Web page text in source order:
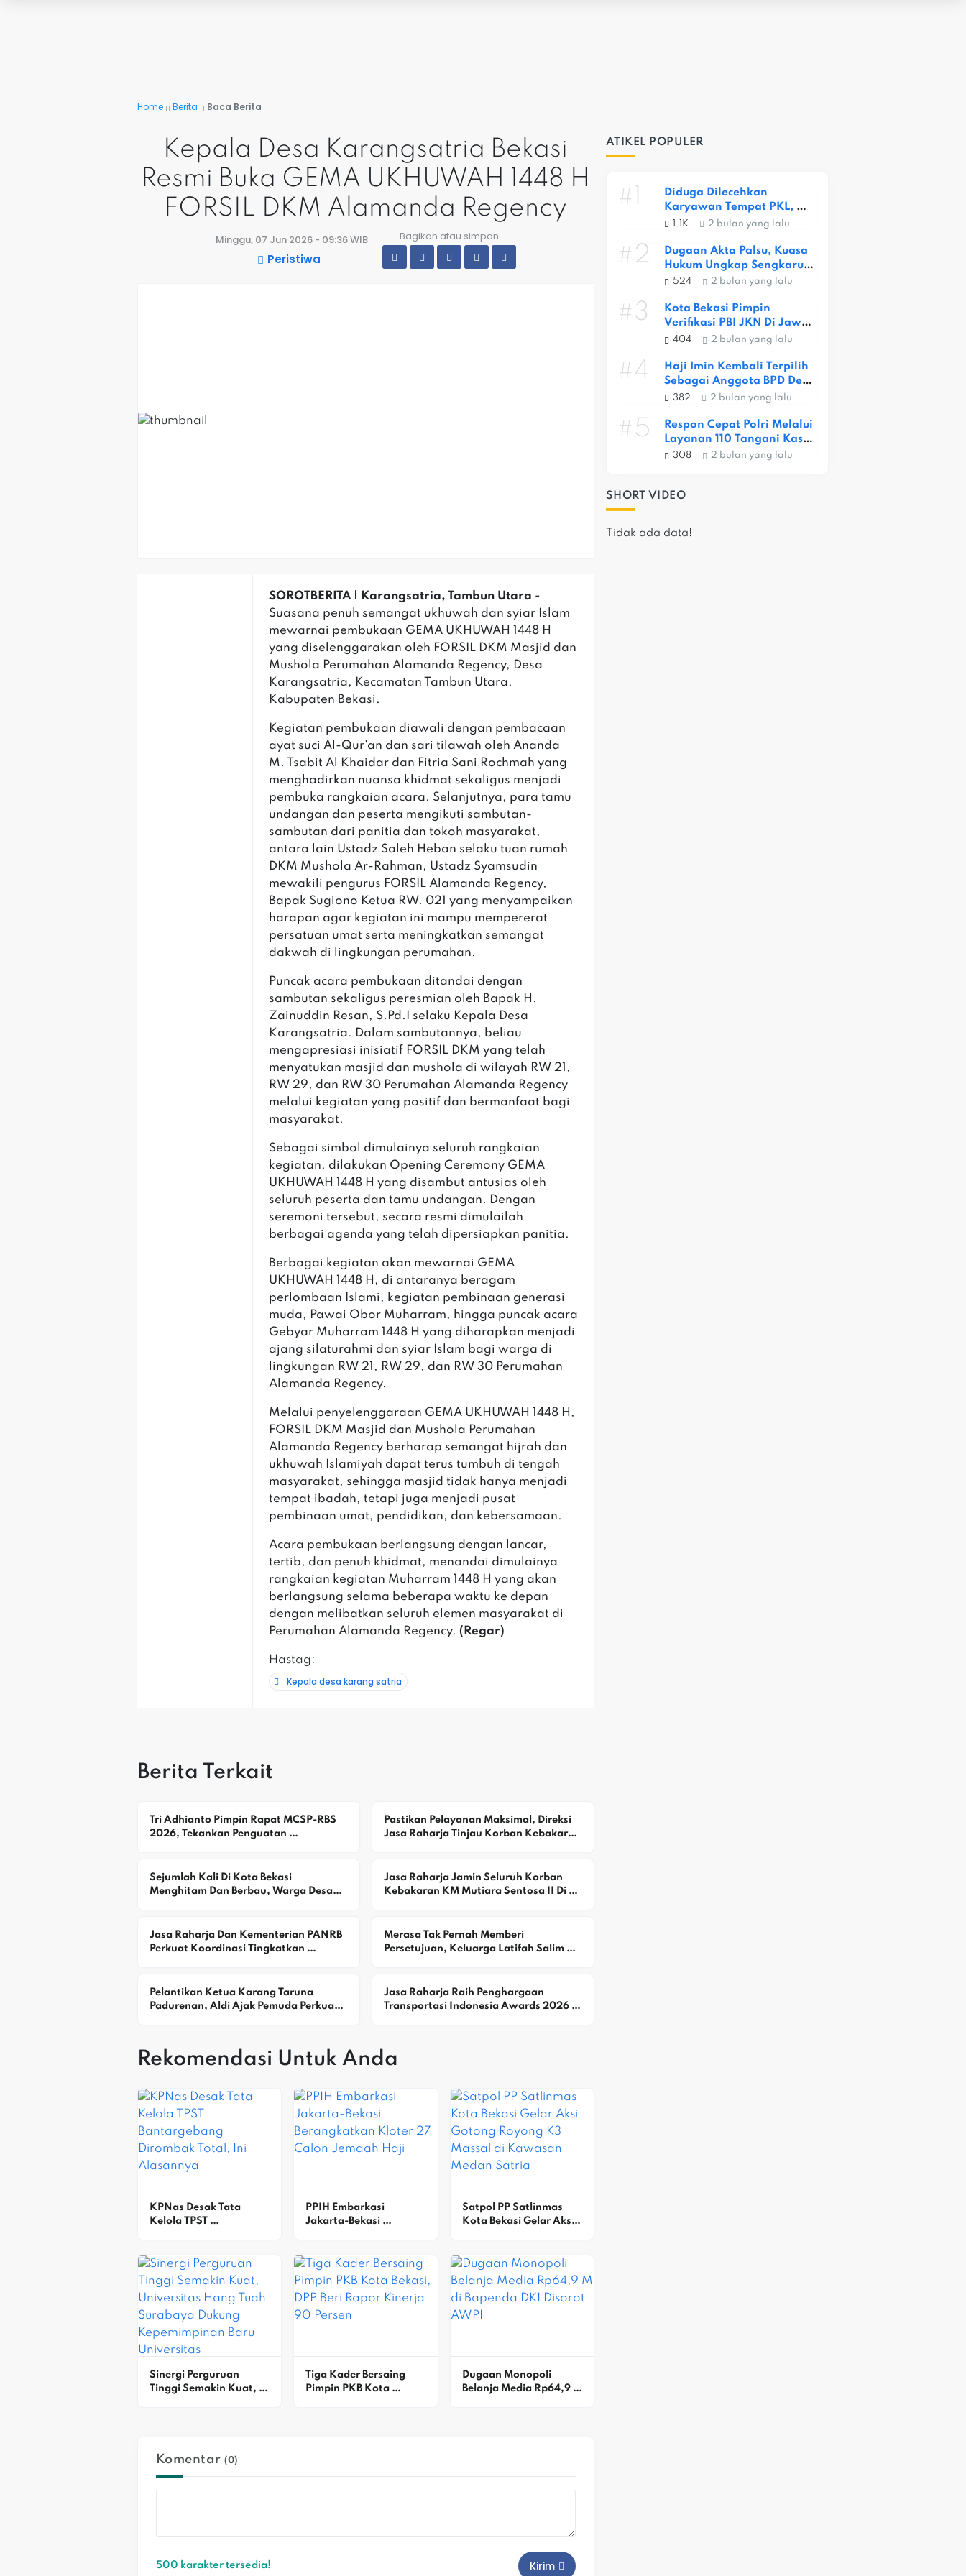
Home Berita Baca Berita
Kepala Desa Karangsatria Bekasi
Resmi Buka GEMA UKHUWAH 1448 H
FORSIL DKM Alamanda Regency
Minggu, 07 Jun 2026 - 09:36 WIB
Peristiwa
Bagikan atau simpan
SOROTBERITA | Karangsatria, Tambun Utara -
Suasana penuh semangat ukhuwah dan syiar Islam
mewarnai pembukaan GEMA UKHUWAH 1448 H
yang diselenggarakan oleh FORSIL DKM Masjid dan
Mushola Perumahan Alamanda Regency, Desa
Karangsatria, Kecamatan Tambun Utara,
Kabupaten Bekasi.
Kegiatan pembukaan diawali dengan pembacaan
ayat suci Al-Qur'an dan sari tilawah oleh Ananda
M. Tsabit Al Khaidar dan Fitria Sani Rochmah yang
menghadirkan nuansa khidmat sekaligus menjadi
pembuka rangkaian acara. Selanjutnya, para tamu
undangan dan peserta mengikuti sambutan-
sambutan dari panitia dan tokoh masyarakat,
antara lain Ustadz Saleh Heban selaku tuan rumah
DKM Mushola Ar-Rahman, Ustadz Syamsudin
mewakili pengurus FORSIL Alamanda Regency,
Bapak Sugiono Ketua RW. 021 yang menyampaikan
harapan agar kegiatan ini mampu mempererat
persatuan umat serta meningkatkan semangat
dakwah di lingkungan perumahan.
Puncak acara pembukaan ditandai dengan
sambutan sekaligus peresmian oleh Bapak H.
Zainuddin Resan, S.Pd.I selaku Kepala Desa
Karangsatria. Dalam sambutannya, beliau
mengapresiasi inisiatif FORSIL DKM yang telah
menyatukan masjid dan mushola di wilayah RW 21,
RW 29, dan RW 30 Perumahan Alamanda Regency
melalui kegiatan yang positif dan bermanfaat bagi
masyarakat.
Sebagai simbol dimulainya seluruh rangkaian
kegiatan, dilakukan Opening Ceremony GEMA
UKHUWAH 1448 H yang disambut antusias oleh
seluruh peserta dan tamu undangan. Dengan
seremoni tersebut, secara resmi dimulailah
berbagai agenda yang telah dipersiapkan panitia.
Berbagai kegiatan akan mewarnai GEMA
UKHUWAH 1448 H, di antaranya beragam
perlombaan Islami, kegiatan pembinaan generasi
muda, Pawai Obor Muharram, hingga puncak acara
Gebyar Muharram 1448 H yang diharapkan menjadi
ajang silaturahmi dan syiar Islam bagi warga di
lingkungan RW 21, RW 29, dan RW 30 Perumahan
Alamanda Regency.
Melalui penyelenggaraan GEMA UKHUWAH 1448 H,
FORSIL DKM Masjid dan Mushola Perumahan
Alamanda Regency berharap semangat hijrah dan
ukhuwah Islamiyah dapat terus tumbuh di tengah
masyarakat, sehingga masjid tidak hanya menjadi
tempat ibadah, tetapi juga menjadi pusat
pembinaan umat, pendidikan, dan kebersamaan.
Acara pembukaan berlangsung dengan lancar,
tertib, dan penuh khidmat, menandai dimulainya
rangkaian kegiatan Muharram 1448 H yang akan
berlangsung selama beberapa waktu ke depan
dengan melibatkan seluruh elemen masyarakat di
Perumahan Alamanda Regency.(Regar)
Hastag:
Kepala desa karang satria
ATIKEL POPULER
#1
Diduga Dilecehkan
Karyawan Tempat PKL,
Siswi SMKN 1 Kota Bekasi
1.1K 2 bulan yang lalu
#2
Dugaan Akta Palsu, Kuasa
Hukum Ungkap Sengkarut
Lahan Ceger
524 2 bulan yang lalu
#3
Kota Bekasi Pimpin
Verifikasi PBI JKN Di Jawa
Barat, Capaian Provinsi
404 2 bulan yang lalu
#4
Haji Imin Kembali Terpilih
Sebagai Anggota BPD Desa
Satria Jaya
382 2 bulan yang lalu
#5
Respon Cepat Polri Melalui
Layanan 110 Tangani Kasus
Dugaan Pembunuhan Di
308 2 bulan yang lalu
SHORT VIDEO
Tidak ada data!
Berita Terkait
Tri Adhianto Pimpin Rapat MCSP-RBS
2026, Tekankan Penguatan
Pastikan Pelayanan Maksimal, Direksi
Jasa Raharja Tinjau Korban Kebakaran
Sejumlah Kali Di Kota Bekasi
Menghitam Dan Berbau, Warga Desak
Jasa Raharja Jamin Seluruh Korban
Kebakaran KM Mutiara Sentosa II Di
Jasa Raharja Dan Kementerian PANRB
Perkuat Koordinasi Tingkatkan
Merasa Tak Pernah Memberi
Persetujuan, Keluarga Latifah Salim
Pelantikan Ketua Karang Taruna
Padurenan, Aldi Ajak Pemuda Perkuat
Jasa Raharja Raih Penghargaan
Transportasi Indonesia Awards 2026
Rekomendasi Untuk Anda
KPNas Desak Tata
Kelola TPST
Alasannya
PPIH Embarkasi
Jakarta-Bekasi
Satpol PP Satlinmas
Kota Bekasi Gelar Aksi
Medan Satria
Sinergi Perguruan
Tinggi Semakin Kuat,
Bhayangkara Jakarta
Tiga Kader Bersaing
Pimpin PKB Kota
Dugaan Monopoli
Belanja Media Rp64,9 M
Komentar(0)
500 karakter tersedia! Kirim